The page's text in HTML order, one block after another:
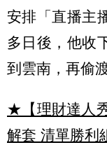
安排「直播主
多日後，他收
到雲南，再偷
★【理財達人
解套 清單勝利